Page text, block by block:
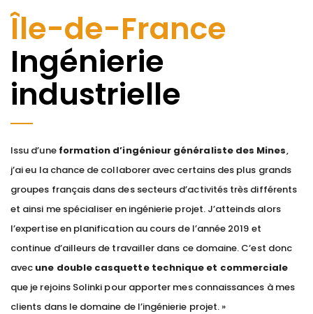
Île-de-France
Ingénierie
industrielle
Issu d’une formation d’ingénieur généraliste des Mines,
j’ai eu la chance de collaborer avec certains des plus grands
groupes français dans des secteurs d’activités très différents
et ainsi me spécialiser en ingénierie projet. J’atteinds alors
l’expertise en planification au cours de l’année 2019 et
continue d’ailleurs de travailler dans ce domaine. C’est donc
avec une double casquette technique et commerciale
que je rejoins Solinki pour apporter mes connaissances à mes
clients dans le domaine de l’ingénierie projet. »